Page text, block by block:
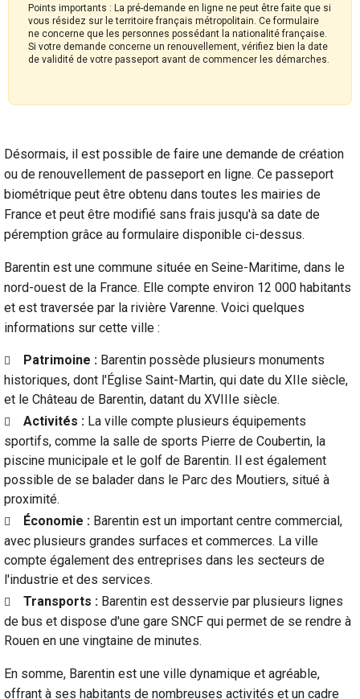
Points importants : La pré-demande en ligne ne peut être faite que si
vous résidez sur le territoire français métropolitain. Ce formulaire
ne concerne que les personnes possédant la nationalité française.
Si votre demande concerne un renouvellement, vérifiez bien la date
de validité de votre passeport avant de commencer les démarches.
Désormais, il est possible de faire une demande de création
ou de renouvellement de passeport en ligne. Ce passeport
biométrique peut être obtenu dans toutes les mairies de
France et peut être modifié sans frais jusqu'à sa date de
péremption grâce au formulaire disponible ci-dessus.
Barentin est une commune située en Seine-Maritime, dans le
nord-ouest de la France. Elle compte environ 12 000 habitants
et est traversée par la rivière Varenne. Voici quelques
informations sur cette ville :
Patrimoine : Barentin possède plusieurs monuments
historiques, dont l'Église Saint-Martin, qui date du XIIe siècle,
et le Château de Barentin, datant du XVIIIe siècle.
Activités : La ville compte plusieurs équipements
sportifs, comme la salle de sports Pierre de Coubertin, la
piscine municipale et le golf de Barentin. Il est également
possible de se balader dans le Parc des Moutiers, situé à
proximité.
Économie : Barentin est un important centre commercial,
avec plusieurs grandes surfaces et commerces. La ville
compte également des entreprises dans les secteurs de
l'industrie et des services.
Transports : Barentin est desservie par plusieurs lignes
de bus et dispose d'une gare SNCF qui permet de se rendre à
Rouen en une vingtaine de minutes.
En somme, Barentin est une ville dynamique et agréable,
offrant à ses habitants de nombreuses activités et un cadre